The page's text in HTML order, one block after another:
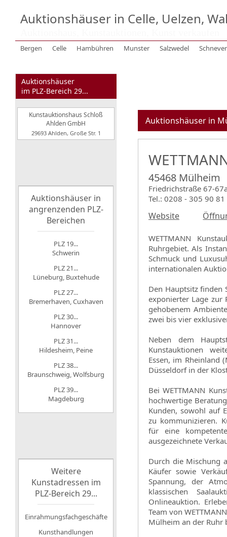
Auktionshäuser in Celle, Uelzen,
Bergen Celle Hambühren Munster Salzwedel
Auktionshäuser in
45468 Mülheim
Friedrichstraße 67-
Tel.: 0208 - 305 90 81
Website
WETTMANN
Ruhrgebiet. Als
Schmuck und
internationalen
Den Hauptsitz finden
exponierter Lage zur
gehobenem
zwei bis vier
Neben dem
Kunstauktionen
Essen, im Rheinland
Düsseldorf in der
Bei WETTMANN
hochwertige
Kunden, sowohl auf
zu kommunizieren.
für eine
ausgezeichnete
Durch die Mischung
Käufer sowie
Spannung, der
klassischen
Onlineauktion.
Team von
Mülheim an der Ruhr
Auktionshäuser
im PLZ-Bereich 29...
Kunstauktionshaus Schloß
Ahlden GmbH
29693 Ahlden, Große Str. 1
Auktionshäuser in
angrenzenden PLZ-
Bereichen
PLZ 19...
Schwerin
PLZ 21...
Lüneburg, Buxtehude
PLZ 27...
Bremerhaven, Cuxhaven
PLZ 30...
Hannover
PLZ 31...
Hildesheim, Peine
PLZ 38...
Braunschweig, Wolfsburg
PLZ 39...
Magdeburg
Weitere
Kunstadressen im
PLZ-Bereich 29...
Einrahmungsfachgeschäfte
Kunsthandlungen